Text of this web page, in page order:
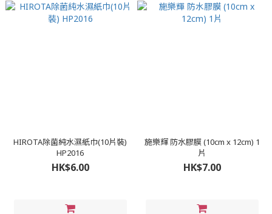
HIROTA除菌純水濕紙巾(10片裝)
HP2016
HK$6.00
施樂輝 防水膠膜 (10cm x 12cm) 1
片
HK$7.00